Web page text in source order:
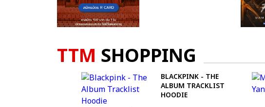
TTM SHOPPING
BLACKPINK - THE
ALBUM TRACKLIST
HOODIE